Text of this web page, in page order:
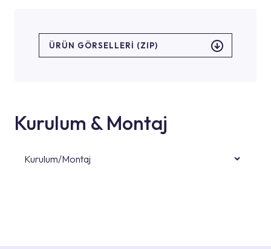
ÜRÜN GÖRSELLERI (ZIP)
Kurulum & Montaj
Kurulum/Montaj